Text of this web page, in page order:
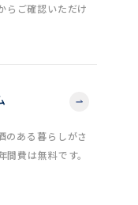
らご確認いただけ
のある暮らしがさ
費は無料です。